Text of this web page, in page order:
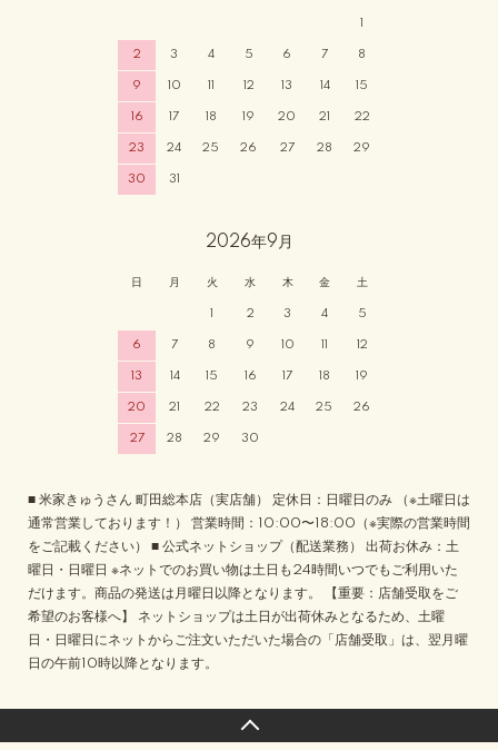
1
2 3 4 5 6 7 8
9 10 11 12 13 14 15
16 17 18 19 20 21 22
23 24 25 26 27 28 29
30 31
2026年9月
日 月 火 水 木 金 土
1 2 3 4 5
6 7 8 9 10 11 12
13 14 15 16 17 18 19
20 21 22 23 24 25 26
27 28 29 30
■ 米家きゅうさん 町田総本店（実店舗） 定休日：日曜日のみ （※土曜日は
通常営業しております！） 営業時間：10:00〜18:00（※実際の営業時間
をご記載ください） ■ 公式ネットショップ（配送業務） 出荷お休み：土
曜日・日曜日 ※ネットでのお買い物は土日も24時間いつでもご利用いた
だけます。商品の発送は月曜日以降となります。 【重要：店舗受取をご
希望のお客様へ】 ネットショップは土日が出荷休みとなるため、土曜
日・日曜日にネットからご注文いただいた場合の「店舗受取」は、翌月曜
日の午前10時以降となります。